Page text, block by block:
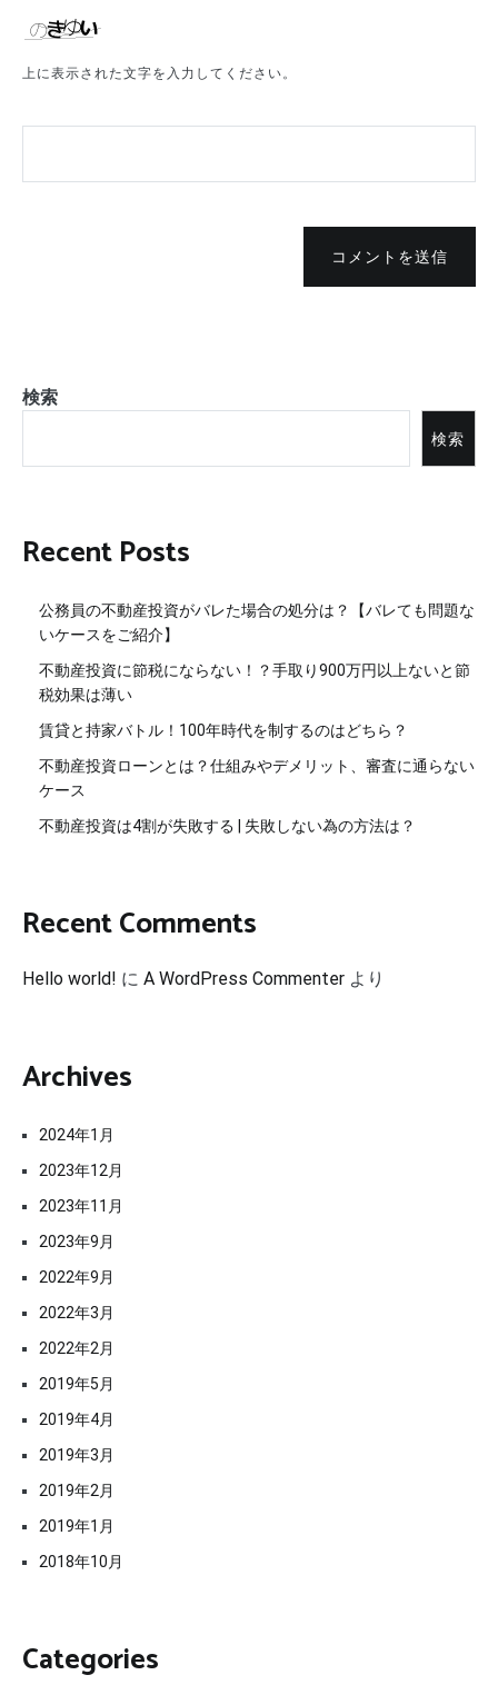
上に表示された文字を入力してください。
コメントを送信
検索
検索
Recent Posts
公務員の不動産投資がバレた場合の処分は？【バレても問題な
いケースをご紹介】
不動産投資に節税にならない！？手取り900万円以上ないと節
税効果は薄い
賃貸と持家バトル！100年時代を制するのはどちら？
不動産投資ローンとは？仕組みやデメリット、審査に通らない
ケース
不動産投資は4割が失敗する | 失敗しない為の方法は？
Recent Comments
Hello world! に A WordPress Commenter より
Archives
2024年1月
2023年12月
2023年11月
2023年9月
2022年9月
2022年3月
2022年2月
2019年5月
2019年4月
2019年3月
2019年2月
2019年1月
2018年10月
Categories